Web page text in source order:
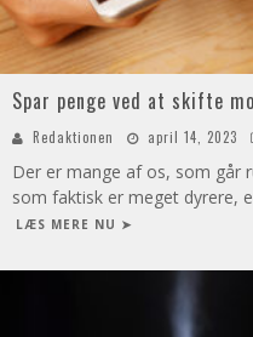
Spar penge ved at skifte
Redaktionen april 14, 2023
Der er mange af os, som går
som faktisk er meget dyrere,
LÆS MERE NU ➤